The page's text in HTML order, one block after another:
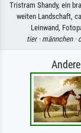
Tristram Shandy, ein
weiten Landschaft,
Leinwand,
tier · männchen ·